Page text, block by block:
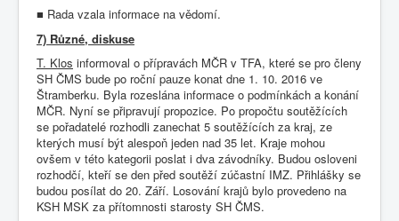
■ Rada vzala informace na vědomí.
7) Různé, diskuse
T. Klos informoval o přípravách MČR v TFA, které se pro členy
SH ČMS bude po roční pauze konat dne 1. 10. 2016 ve
Štramberku. Byla rozeslána informace o podmínkách a konání
MČR. Nyní se připravují propozice. Po propočtu soutěžících
se pořadatelé rozhodli zanechat 5 soutěžících za kraj, ze
kterých musí být alespoň jeden nad 35 let. Kraje mohou
ovšem v této kategorii poslat i dva závodníky. Budou osloveni
rozhodčí, kteří se den před soutěží zúčastní IMZ. Přihlášky se
budou posílat do 20. Září. Losování krajů bylo provedeno na
KSH MSK za přítomnosti starosty SH ČMS.